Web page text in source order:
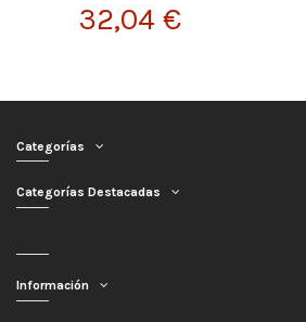
32,04 €
Categorías
Categorías Destacadas
Información